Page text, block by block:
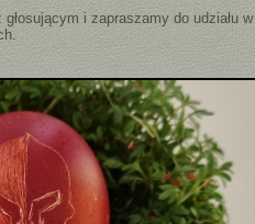
i zapraszamy do udziału w